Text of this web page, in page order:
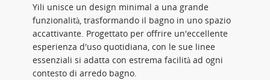
Yili unisce un design minimal a una grande
funzionalità, trasformando il bagno in uno spazio
accattivante. Progettato per offrire un'eccellente
esperienza d'uso quotidiana, con le sue linee
essenziali si adatta con estrema facilità ad ogni
contesto di arredo bagno.